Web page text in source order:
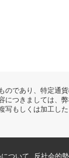
であり、特定通
つきましては
もしくは加工
ついて 反社会的